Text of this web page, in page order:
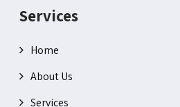
Services
Home
About Us
Services